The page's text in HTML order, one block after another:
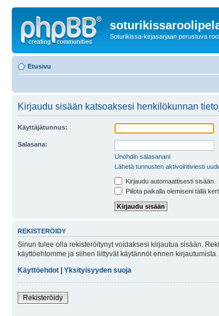
Soturikissa-kirjasarjaan perustuva
Etusivu
Kirjaudu sisään katsoaksesi henkilökunnan
Käyttäjätunnus:
Salasana:
Unohdin salasanani
Lähetä tunnusten aktivointiviesti
Kirjaudu automaattisesti sisään.
Piilota paikalla olemiseni tällä
REKISTERÖIDY
Sinun tulee olla rekisteröitynyt voidaksesi kirjautua sisään.
käyttöehtomme ja siihen liittyvät käytännöt ennen
Käyttöehdot
Yksityisyyden suoja
Rekisteröidy